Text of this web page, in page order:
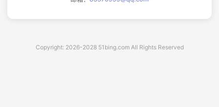
Copyright: 2026-2028 51bing.com All Rights Reserved